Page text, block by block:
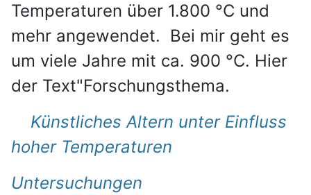
Temperaturen über 1.800 °C und
mehr angewendet. Bei mir geht es
um viele Jahre mit ca. 900 °C. Hier
der Text"Forschungsthema.
Künstliches Altern unter Einfluss
hoher Temperaturen
Untersuchungen